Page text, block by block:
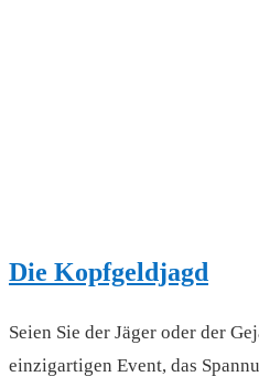
Die Kopfgeldjagd
Seien Sie der Jäger oder der
einzigartigen Event, das